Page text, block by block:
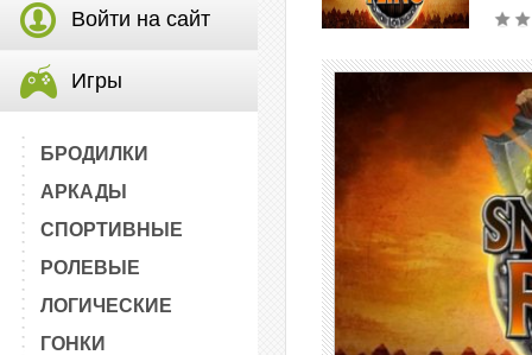
Войти на сайт
Игры
БРОДИЛКИ
АРКАДЫ
СПОРТИВНЫЕ
РОЛЕВЫЕ
ЛОГИЧЕСКИЕ
ГОНКИ